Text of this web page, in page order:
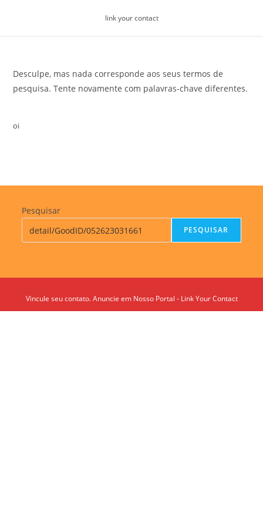
link your contact
Desculpe, mas nada corresponde aos seus termos de
pesquisa. Tente novamente com palavras-chave diferentes.
oi
Pesquisar
PESQUISAR
Vincule seu contato. Anuncie em Nosso Portal - Link Your Contact